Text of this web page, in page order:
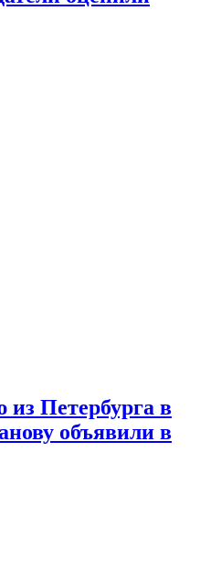
из Петербурга в
объявили в